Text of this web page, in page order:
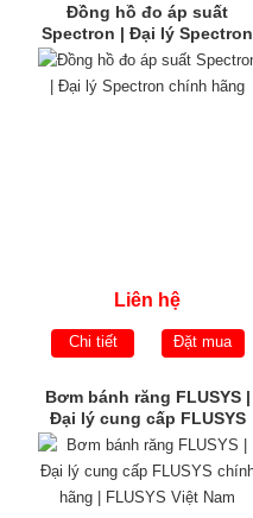
Đồng hồ đo áp suất
Spectron | Đại lý Spectron
chính hãng
Liên hệ
Chi tiết Đặt mua
Bơm bánh răng FLUSYS |
Đại lý cung cấp FLUSYS
chính hãng | FLUSYS Việt
Nam